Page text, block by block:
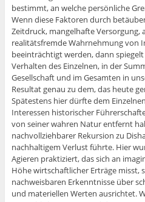
bestimmt, an welche persönliche
Wenn diese Faktoren durch
Zeitdruck, mangelhafte Versorgung,
realitätsfremde Wahrnehmung von
beeinträchtigt werden, dann
Verhalten des Einzelnen, in der
Gesellschaft und im Gesamten in
Resultat genau zu dem, das heute
Spätestens hier dürfte dem
Interessen historischer
von seiner wahren Natur entfernt
nachvollziehbarer Rekursion zu
nachhaltigem Verlust führte. Hier
Agieren praktiziert, das sich an
Höhe wirtschaftlicher Erträge misst,
nachweisbaren Erkenntnisse über
und materiellen Werten ausrichtet.